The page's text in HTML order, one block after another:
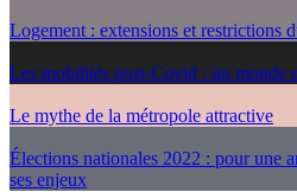
Logement : extensions et restrictions
Les mobilités post-Covid : un monde
Le mythe de la métropole attractive
Élections nationales 2022 : pour une
ses enjeux